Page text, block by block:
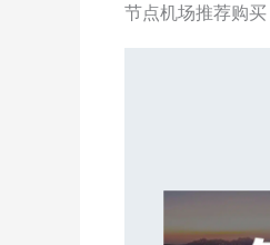
节点机场推荐购买